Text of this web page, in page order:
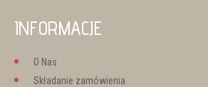
INFORMACJE
O Nas
Składanie zamówienia